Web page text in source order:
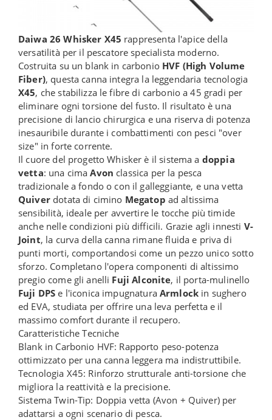
Daiwa 26 Whisker X45 rappresenta l'apice della
versatilità per il pescatore specialista moderno.
Costruita su un blank in carbonio HVF (High Volume
Fiber), questa canna integra la leggendaria tecnologia
X45, che stabilizza le fibre di carbonio a 45 gradi per
eliminare ogni torsione del fusto. Il risultato è una
precisione di lancio chirurgica e una riserva di potenza
inesauribile durante i combattimenti con pesci "over
size" in forte corrente.
Il cuore del progetto Whisker è il sistema a doppia
vetta: una cimaAvon classica per la pesca
tradizionale a fondo o con il galleggiante, e una vetta
Quiverdotata di cimino Megatop ad altissima
sensibilità, ideale per avvertire le tocche più timide
anche nelle condizioni più difficili. Grazie agli innesti V-
Joint, la curva della canna rimane fluida e priva di
punti morti, comportandosi come un pezzo unico sotto
sforzo. Completano l'opera componenti di altissimo
pregio come gli anelli Fuji Alconite, il porta-mulinello
Fuji DPS e l'iconica impugnatura Armlock in sughero
ed EVA, studiata per offrire una leva perfetta e il
massimo comfort durante il recupero.
Caratteristiche Tecniche
Blank in Carbonio HVF: Rapporto peso-potenza
ottimizzato per una canna leggera ma indistruttibile.
Tecnologia X45: Rinforzo strutturale anti-torsione che
migliora la reattività e la precisione.
Sistema Twin-Tip: Doppia vetta (Avon + Quiver) per
adattarsi a ogni scenario di pesca.